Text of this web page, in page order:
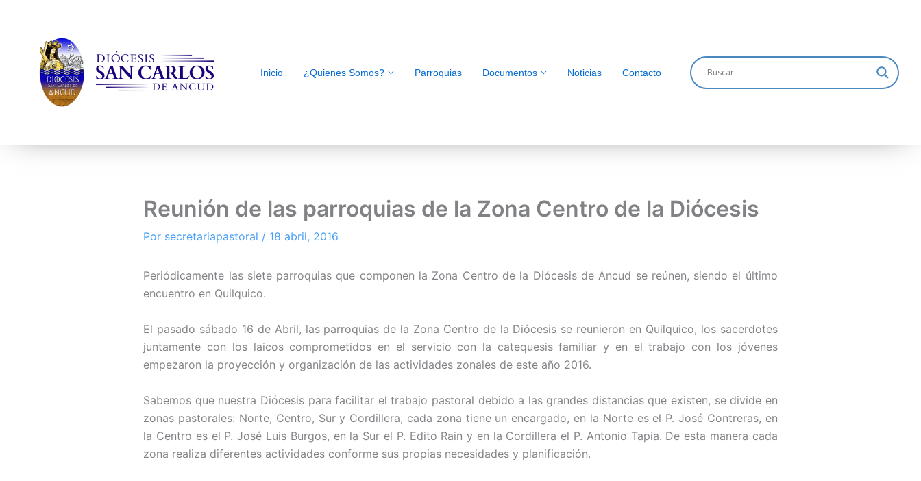
Inicio ¿Quienes Somos? Parroquias Documentos Noticias Contacto
Reunión de las parroquias de la Zona Centro de la Diócesis
Por secretariapastoral / 18 abril, 2016
Periódicamente las siete parroquias que componen la Zona Centro de la Diócesis de Ancud se reúnen, siendo el último
encuentro en Quilquico.
El pasado sábado 16 de Abril, las parroquias de la Zona Centro de la Diócesis se reunieron en Quilquico, los sacerdotes
juntamente con los laicos comprometidos en el servicio con la catequesis familiar y en el trabajo con los jóvenes
empezaron la proyección y organización de las actividades zonales de este año 2016.
Sabemos que nuestra Diócesis para facilitar el trabajo pastoral debido a las grandes distancias que existen, se divide en
zonas pastorales: Norte, Centro, Sur y Cordillera, cada zona tiene un encargado, en la Norte es el P. José Contreras, en
la Centro es el P. José Luis Burgos, en la Sur el P. Edito Rain y en la Cordillera el P. Antonio Tapia. De esta manera cada
zona realiza diferentes actividades conforme sus propias necesidades y planificación.